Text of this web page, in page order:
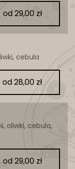
cebula
oliwki, cebula,